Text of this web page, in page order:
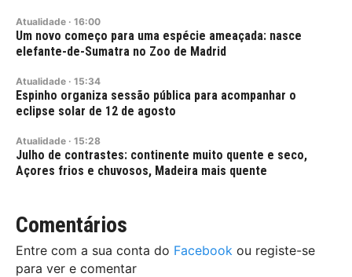
Atualidade · 16:00
Um novo começo para uma espécie ameaçada: nasce
elefante-de-Sumatra no Zoo de Madrid
Atualidade · 15:34
Espinho organiza sessão pública para acompanhar o
eclipse solar de 12 de agosto
Atualidade · 15:28
Julho de contrastes: continente muito quente e seco,
Açores frios e chuvosos, Madeira mais quente
Comentários
Entre com a sua conta do Facebook ou registe-se
para ver e comentar